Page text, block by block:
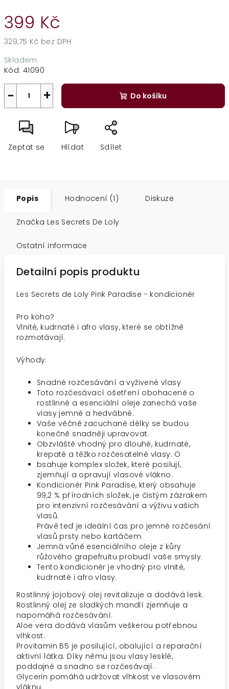
399 Kč
329,75 Kč bez DPH
cena:
Skladem
Kód: 41090
+
− Do košíku
Zeptat se Hlídat Sdílet
Popis Hodnocení (1) Diskuze
Značka Les Secrets De Loly
Ostatní informace
Detailní popis produktu
Les Secrets de Loly Pink Paradise - kondicionér
Pro koho?
Vlnité, kudrnaté i afro vlasy, které se obtížně
rozmotávají.
Výhody:
Snadné rozčesávání a vyživené vlasy
Toto rozčesávací ošetření obohacené o
rostlinné a esenciální oleje zanechá vaše
vlasy jemné a hedvábné.
Vaše věčně zacuchané délky se budou
konečně snadněji upravovat.
Obzvláště vhodný pro dlouhé, kudrnaté,
krepaté a těžko rozčesatelné vlasy. O
bsahuje komplex složek, které posilují,
zjemňují a opravují vlasové vlákno.
Kondicionér Pink Paradise, který obsahuje
99,2 % přírodních složek, je čistým zázrakem
pro intenzivní rozčesávání a výživu vašich
vlasů.
Právě teď je ideální čas pro jemné rozčesání
vlasů prsty nebo kartáčem.
Jemná vůně esenciálního oleje z kůry
růžového grapefruitu probudí vaše smysly.
Tento kondicionér je vhodný pro vlnité,
kudrnaté i afro vlasy.
Rostlinný jojobový olej revitalizuje a dodává lesk.
Rostlinný olej ze sladkých mandlí zjemňuje a
napomáhá rozčesávání.
Aloe vera dodává vlasům veškerou potřebnou
vlhkost.
Provitamin B5 je posilující, obalující a reparační
aktivní látka. Díky němu jsou vlasy lesklé,
poddajné a snadno se rozčesávají.
Glycerin pomáhá udržovat vlhkost ve vlasovém
vláknu.